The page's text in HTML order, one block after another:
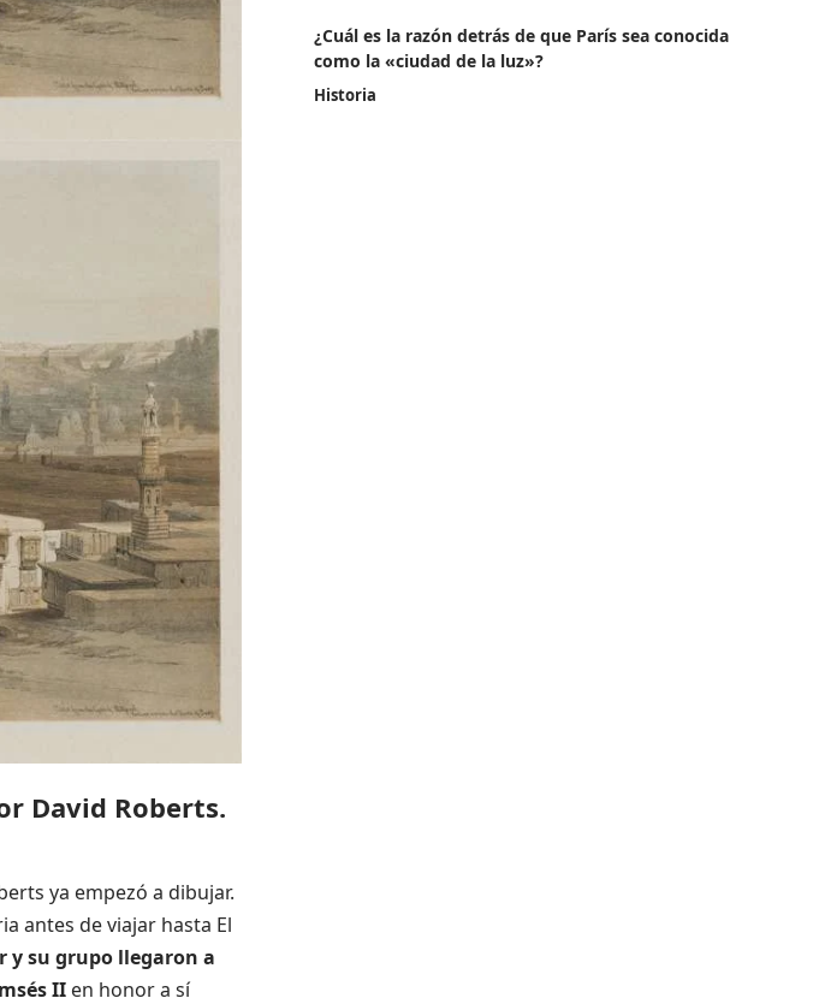
David Roberts.
ya empezó a dibujar.
antes de viajar hasta El
y su grupo llegaron a
II en honor a sí
¿Cuál es la razón detrás de que París sea conocida
como la «ciudad de la luz»?
Historia